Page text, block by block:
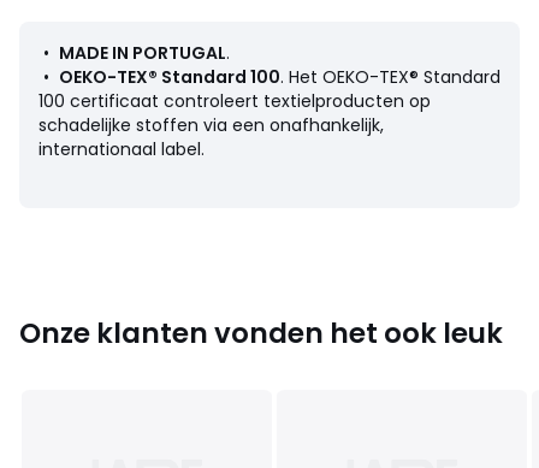
• Door te wassen op 40° in plaats van 60°, verminder je
het energieverbruik
• Droogtrommel op lage temperatuur
Afmetingen
• MADE IN PORTUGAL.
• OEKO-TEX® Standard 100. Het OEKO-TEX® Standard
100 certificaat controleert textielproducten op
schadelijke stoffen via een onafhankelijk,
internationaal label.
Onze klanten vonden het ook leuk